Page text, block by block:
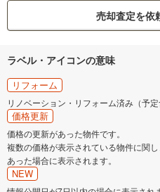
売却査定を依
ラベル・アイコンの意味
リフォーム
リノベーション・リフォーム済み（予
価格更新
価格の更新があった物件です。
複数の価格が表示されている物件に関
あった場合に表示されます。
NEW